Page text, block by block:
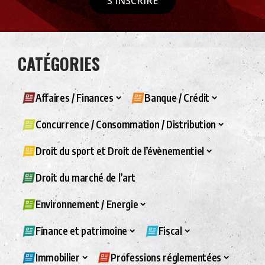
CATÉGORIES
Affaires / Finances Banque / Crédit
Concurrence / Consommation / Distribution
Droit du sport et Droit de l’évènementiel
Droit du marché de l’art
Environnement / Energie
Finance et patrimoine Fiscal
Immobilier Professions réglementées